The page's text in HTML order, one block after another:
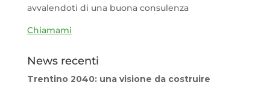
avvalendoti di una buona consulenza
Chiamami
News recenti
Trentino 2040: una visione da costruire